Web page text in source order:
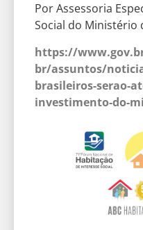
Por Assessoria
Social do Ministério
https://
br/assuntos/
brasileiros-serao-
investimento-do-